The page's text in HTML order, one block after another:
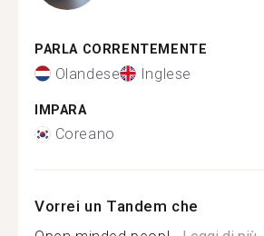
PARLA CORRENTEMENTE
Olandese Inglese
IMPARA
Coreano
Vorrei un Tandem che